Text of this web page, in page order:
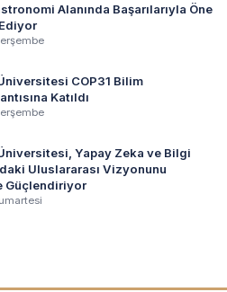
Alanında Başarılarıyla Öne
COP31 Bilim
Katıldı
Yapay Zeka ve Bilgi
Uluslararası Vizyonunu
Güçlendiriyor